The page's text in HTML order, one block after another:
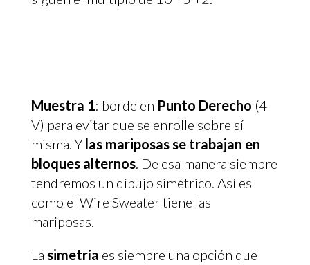
Muestra 1: borde en Punto Derecho (4
V) para evitar que se enrolle sobre sí
misma. Y las mariposas se trabajan en
bloques alternos. De esa manera siempre
tendremos un dibujo simétrico. Así es
como el Wire Sweater tiene las
mariposas.
La simetría es siempre una opción que